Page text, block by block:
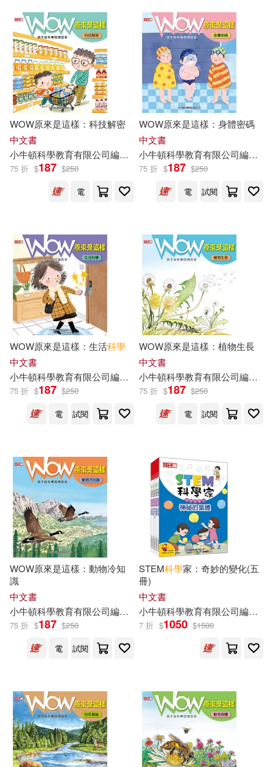
WOW原來是這樣：科技解密
中文書
小牛頓科學教育有限公司編輯 團隊 譚婷
75 折 $187 $250
電
WOW原來是這樣：身體密碼
中文書
小牛頓科學教育有限公司編輯
75 折 $187 $250
電
試閱
WOW原來是這樣：生活科學
中文書
小牛頓科學教育有限公司編輯 團隊 譚婷
75 折 $187 $250
電
試閱
WOW原來是這樣：植物生長
中文書
小牛頓科學教育有限公司編輯
75 折 $187 $250
電
試閱
WOW原來是這樣：動物冷知
識
中文書
小牛頓科學教育有限公司編輯 團隊 廖篤誠 藍色夢境動漫工作室
75 折 $187 $250
電
試閱
STEM科學家：奇妙的變化(五
冊)
中文書
小牛頓科學教育有限公司編輯
7 折 $1050 $1500